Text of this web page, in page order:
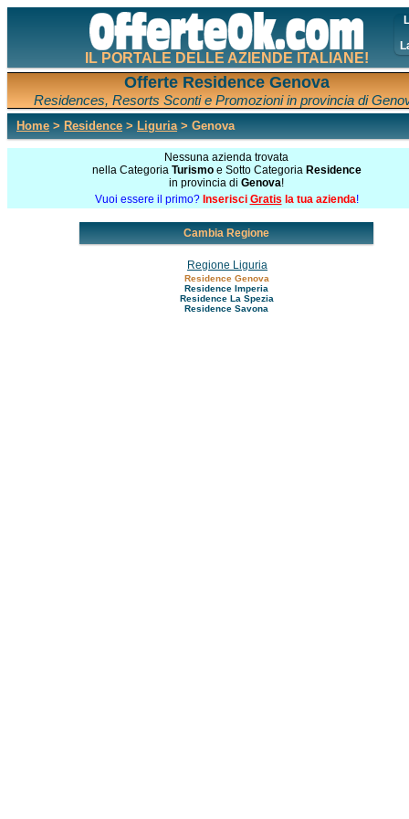
IL PORTALE DELLE AZIENDE ITALIANE!
Offerte Residence Genova
Residences, Resorts Sconti e Promozioni in provincia di
Home > Residence > Liguria> Genova
Nessuna azienda trovata
nella Categoria Turismoe Sotto Categoria Residence
in provincia di Genova!
Vuoi essere il primo? Inserisci Gratis la tua azienda!
Cambia Regione
Regione Liguria
Residence Genova
Residence Imperia
Residence La Spezia
Residence Savona